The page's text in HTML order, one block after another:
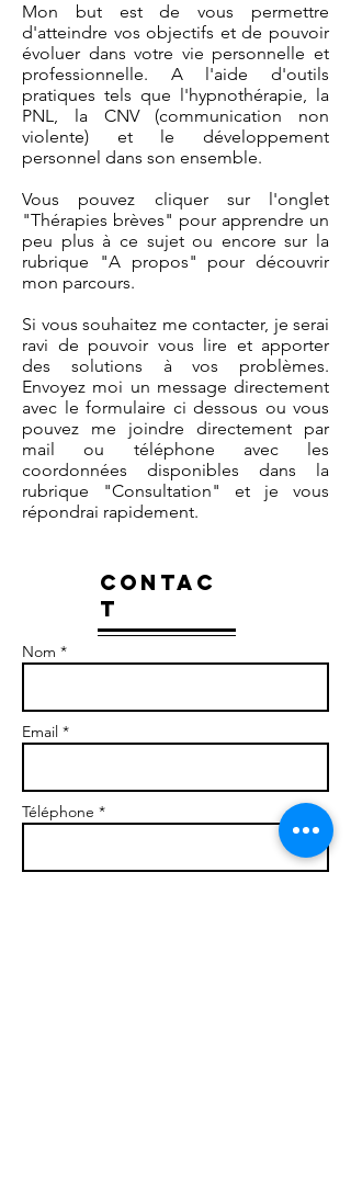
​Mon but est de vous permettre
d'atteindre vos objectifs et de pouvoir
évoluer dans votre vie personnelle et
professionnelle. A l'aide d'outils
pratiques tels que l'hypnothérapie, la
PNL, la CNV (communication non
violente) et le développement
personnel dans son ensemble.
Vous pouvez cliquer sur l'onglet
"Thérapies brèves" pour apprendre un
peu plus à ce sujet ou encore sur la
rubrique "A propos" pour découvrir
mon parcours.
Si vous souhaitez me contacter, je serai
ravi de pouvoir vous lire et apporter
des solutions à vos problèmes.
Envoyez moi un message directement
avec le formulaire ci dessous ou vous
pouvez me joindre directement par
mail ou téléphone avec les
coordonnées disponibles dans la
rubrique "Consultation" et je vous
répondrai rapidement.
CONTAC
T
Nom *
Email *
Téléphone *